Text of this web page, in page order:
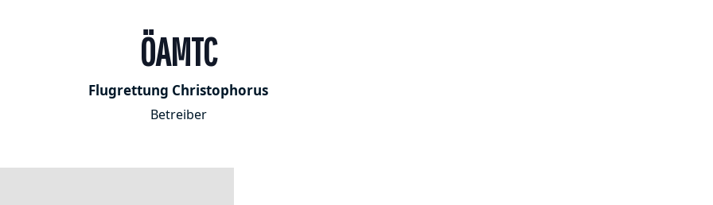
ÖAMTC
Flugrettung Christophorus
Betreiber